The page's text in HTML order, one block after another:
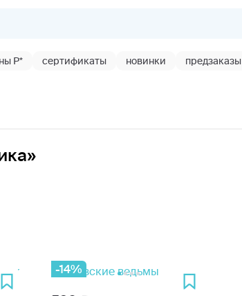
Р* сертификаты новинки предзаказы
-14%